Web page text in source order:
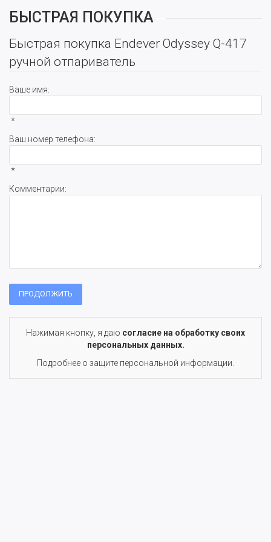
БЫСТРАЯ ПОКУПКА
Быстрая покупка Endever Odyssey Q-417
ручной отпариватель
Ваше имя:
*
Ваш номер телефона:
*
Комментарии:
ПРОДОЛЖИТЬ
Нажимая кнопку, я даю согласие на обработку своих
персональных данных.
Подробнее о защите персональной информации.